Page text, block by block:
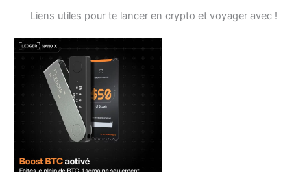
Liens utiles pour te lancer en crypto et voyager avec !